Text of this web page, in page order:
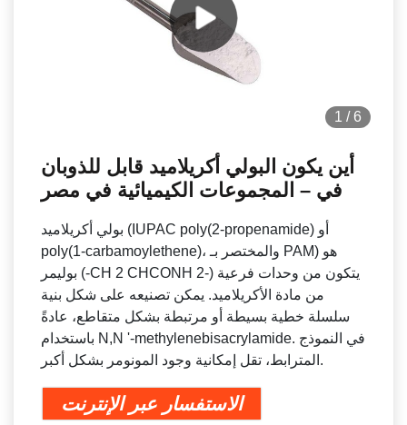
1 / 6
أين يكون البولي أكريلاميد قابل للذوبان
في – المجموعات الكيميائية في مصر
بولي أكريلاميد (IUPAC poly(2-propenamide) أو
poly(1-carbamoylethene)، والمختصر بـ PAM) هو
بوليمر (-CH 2 CHCONH 2-) يتكون من وحدات فرعية
من مادة الأكريلاميد. يمكن تصنيعه على شكل بنية
سلسلة خطية بسيطة أو مرتبطة بشكل متقاطع، عادةً
باستخدام N,N '-methylenebisacrylamide. في النموذج
المترابط، تقل إمكانية وجود المونومر بشكل أكبر.
الاستفسار عبر الإنترنت